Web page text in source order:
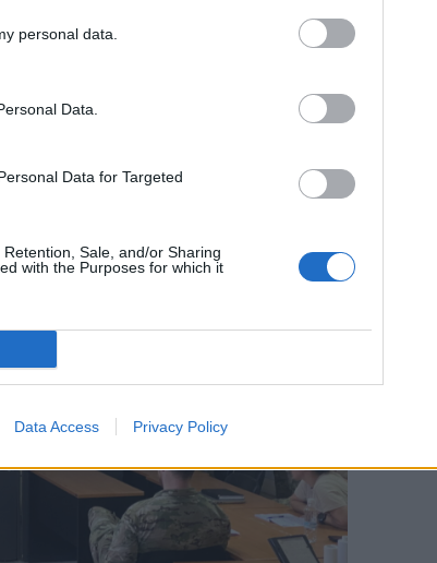
personal data.
Data.
Data for Targeted
Sale, and/or Sharing
with the Purposes for which it
Data Access Privacy Policy
τηλεκπαίδευση διάρκειας 8
τους.